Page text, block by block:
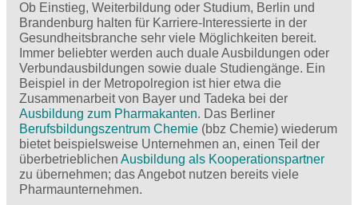
Ob Einstieg, Weiterbildung oder Studium, Berlin und
Brandenburg halten für Karriere-Interessierte in der
Gesundheitsbranche sehr viele Möglichkeiten bereit.
Immer beliebter werden auch duale Ausbildungen oder
Verbundausbildungen sowie duale Studiengänge. Ein
Beispiel in der Metropolregion ist hier etwa die
Zusammenarbeit von Bayer und Tadeka bei der
Ausbildung zum Pharmakanten. Das Berliner
Berufsbildungszentrum Chemie (bbz Chemie) wiederum
bietet beispielsweise Unternehmen an, einen Teil der
überbetrieblichen Ausbildung als Kooperationspartner
zu übernehmen; das Angebot nutzen bereits viele
Pharmaunternehmen.